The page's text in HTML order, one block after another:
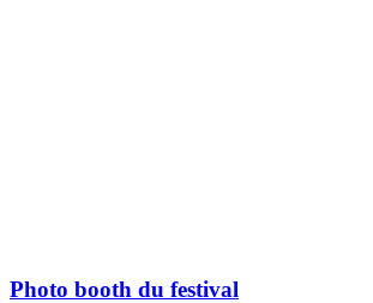
Photo booth du festival